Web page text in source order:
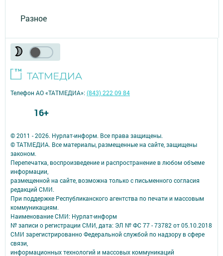
Разное
© 2011 - 2026. Нурлат-⁠информ. Все права защищены.
© ТАТМЕДИА. Все материалы, размещенные на сайте, защищены
законом.
Перепечатка, воспроизведение и распространение в любом объеме
информации,
размещенной на сайте, возможна только с письменного согласия
редакций СМИ.
При поддержке Республиканского агентства по печати и массовым
коммуникациям.
Наименование СМИ: Нурлат-⁠информ
№ записи о регистрации СМИ, дата: ЭЛ № ФС 77 -⁠ 73782 от 05.10.2018
СМИ зарегистрированно Федеральной службой по надзору в сфере
связи,
информационных технологий и массовых коммуникаций
Телефон АО «ТАТМЕДИА»:(843) 222 09 84
16+